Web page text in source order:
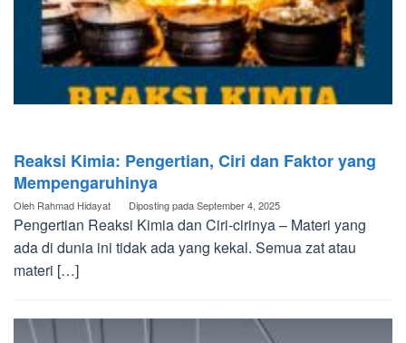
Reaksi Kimia: Pengertian, Ciri dan Faktor yang
Mempengaruhinya
Oleh Rahmad Hidayat Diposting padaSeptember 4, 2025
Pengertian Reaksi Kimia dan Ciri-cirinya – Materi yang
ada di dunia ini tidak ada yang kekal. Semua zat atau
materi […]